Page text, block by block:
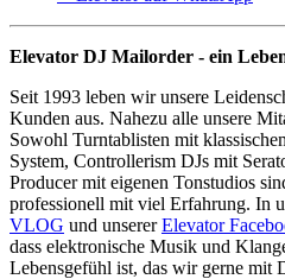
Elevator DJ Mailorder - ein
Seit 1993 leben wir unsere
Kunden aus. Nahezu alle unsere
Sowohl Turntablisten mit
System, Controllerism DJs mit
Producer mit eigenen Tonstudios
professionell mit viel Erfahrung. In
VLOG und unsererElevator
dass elektronische Musik und
Lebensgefühl ist, das wir gerne mit